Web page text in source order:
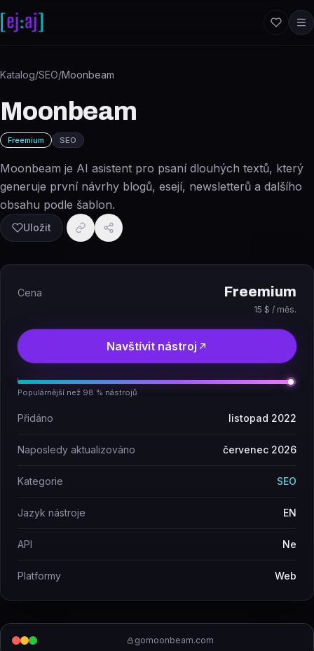
Katalog/SEO/Moonbeam
Moonbeam
Freemium SEO
Moonbeam je AI asistent pro psaní dlouhých textů, který
generuje první návrhy blogů, esejí, newsletterů a dalšího
obsahu podle šablon.
Uložit
gomoonbeam.com
Cena Freemium
15 $ / měs.
Navštívit nástroj
Populárnější než 98 % nástrojů
Přidáno listopad 2022
Naposledy aktualizováno červenec 2026
Kategorie SEO
Jazyk nástroje EN
API Ne
Platformy Web